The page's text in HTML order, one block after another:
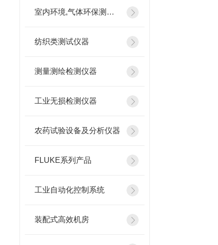
室内环境,气体环保测试仪器
纺织类测试仪器
测量测绘检测仪器
工业无损检测仪器
农药试验设备及分析仪器
FLUKE系列产品
工业自动化控制系统
装配式高效机房